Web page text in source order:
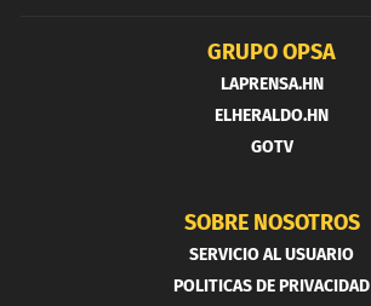
GRUPO OPSA
LAPRENSA.HN
ELHERALDO.HN
GOTV
SOBRE NOSOTROS
SERVICIO AL USUARIO
POLITICAS DE PRIVACIDAD